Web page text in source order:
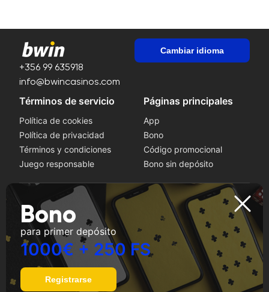
Bono
para primer depósito
1000€ + 250 FS
Registrarse
Cambiar idioma
+356 99 635918
info@bwincasinos.com
Términos de servicio
Política de cookies
Política de privacidad
Términos y condiciones
Juego responsable
Páginas principales
App
Bono
Código promocional
Bono sin depósito
Juega a lo seguro
Si nota síntomas de adicción al juego, busque ayuda de
un profesional. Este sitio web está destinado a usuarios de
18 años o más.